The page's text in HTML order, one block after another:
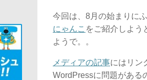
今回は、8月の始まりに
にゃんこ をご紹介しよう
ようで。。
メディアの記事にはリン
WordPressに問題がある